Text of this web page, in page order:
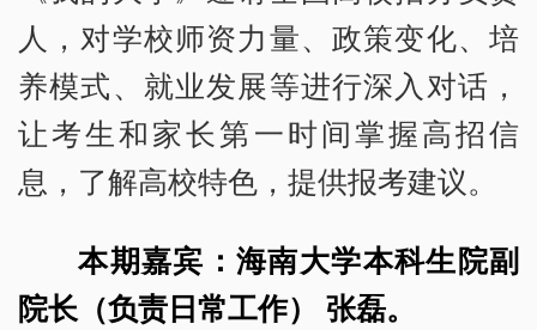
人，对学校师资力量、政策变化、培
养模式、就业发展等进行深入对话，
让考生和家长第一时间掌握高招信
息，了解高校特色，提供报考建议。
本期嘉宾：海南大学本科生院副
院长（负责日常工作） 张磊。